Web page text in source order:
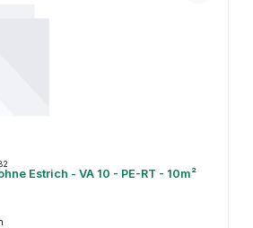
Estrich - VA 10 - PE-RT - 10m²